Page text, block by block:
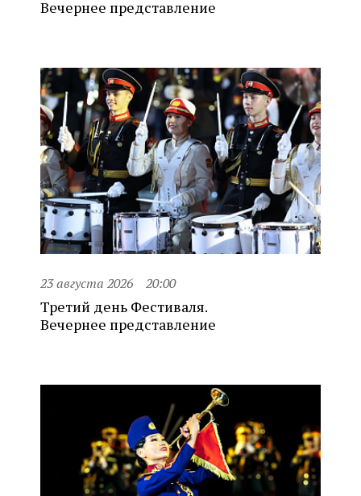
Вечернее представление
23 августа 2026 20:00
Третий день Фестиваля.
Вечернее представление